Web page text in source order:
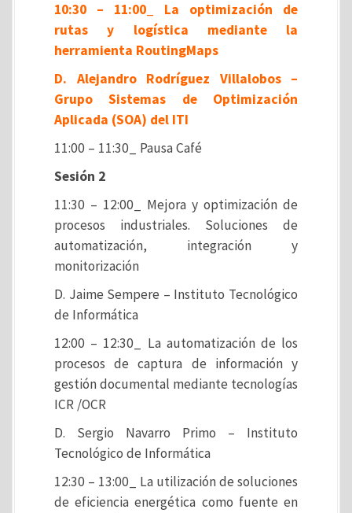
10:30 – 11:00_ La optimización de
rutas y logística mediante la
herramienta RoutingMaps
D. Alejandro Rodríguez Villalobos –
Grupo Sistemas de Optimización
Aplicada (SOA) del ITI
11:00 – 11:30_ Pausa Café
Sesión 2
11:30 – 12:00_ Mejora y optimización de
procesos industriales. Soluciones de
automatización, integración y
monitorización
D. Jaime Sempere – Instituto Tecnológico
de Informática
12:00 – 12:30_ La automatización de los
procesos de captura de información y
gestión documental mediante tecnologías
ICR /OCR
D. Sergio Navarro Primo – Instituto
Tecnológico de Informática
12:30 – 13:00_ La utilización de soluciones
de eficiencia energética como fuente en